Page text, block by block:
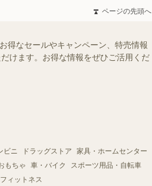
ページの先頭へ
得なセールやキャンペーン、特売情報
けます。お得な情報をぜひご活用くだ
ビニ ドラッグストア
家具・ホームセンター
もちゃ 車・バイク
スポーツ用品・自転車
ィットネス